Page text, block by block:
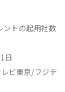
トの起用社数
日
ビ東京/フジテ